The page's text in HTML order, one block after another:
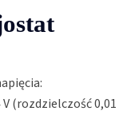
V (rozdzielczość